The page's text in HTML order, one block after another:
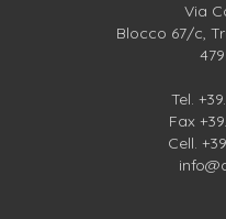
Via
Blocco 67/c,
Tel.
Fax
Cell.